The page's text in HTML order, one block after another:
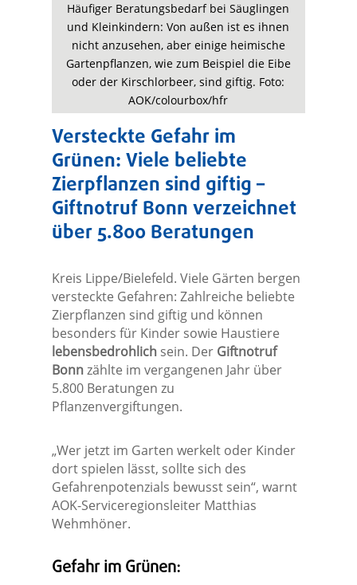
Häufiger Beratungsbedarf bei Säuglingen
und Kleinkindern: Von außen ist es ihnen
nicht anzusehen, aber einige heimische
Gartenpflanzen, wie zum Beispiel die Eibe
oder der Kirschlorbeer, sind giftig. Foto:
AOK/colourbox/hfr
Versteckte Gefahr im
Grünen: Viele beliebte
Zierpflanzen sind giftig –
Giftnotruf Bonn verzeichnet
über 5.800 Beratungen
Kreis Lippe/Bielefeld. Viele Gärten bergen
versteckte Gefahren: Zahlreiche beliebte
Zierpflanzen sind giftig und können
besonders für Kinder sowie Haustiere
lebensbedrohlichsein. Der Giftnotruf
Bonnzählte im vergangenen Jahr über
5.800 Beratungen zu
Pflanzenvergiftungen.
„Wer jetzt im Garten werkelt oder Kinder
dort spielen lässt, sollte sich des
Gefahrenpotenzials bewusst sein“, warnt
AOK-Serviceregionsleiter Matthias
Wehmhöner.
Gefahr im Grünen: